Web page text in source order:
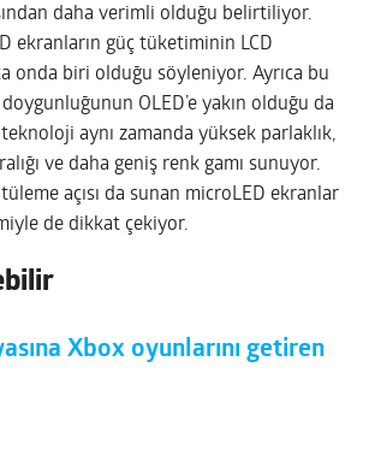
daha verimli olduğu belirtiliyor.
ekranların güç tüketiminin LCD
onda biri olduğu söyleniyor. Ayrıca bu
OLED’e yakın olduğu da
aynı zamanda yüksek parlaklık,
ve daha geniş renk gamı sunuyor.
açısı da sunan microLED ekranlar
de dikkat çekiyor.
Xbox oyunlarını getiren